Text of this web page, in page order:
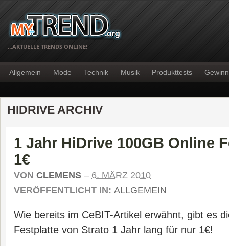
…AKTUELLE TRENDS ONLINE!
Allgemein Mode Technik Musik Produkttests
HIDRIVE ARCHIV
1 Jahr HiDrive 100GB Online
1€
VON CLEMENS – 6. MÄRZ 2010
VERÖFFENTLICHT IN: ALLGEMEIN
Wie bereits im CeBIT-Artikel erwähnt, gibt es
Festplatte von Strato 1 Jahr lang für nur 1€!